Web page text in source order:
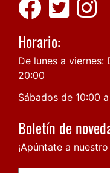
Horario:
De lunes a viernes:
20:00
Sábados de 10:00
Boletín de
¡Apúntate a